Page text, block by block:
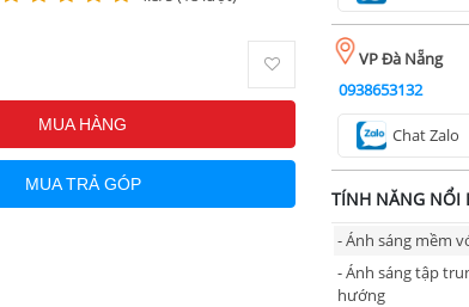
MUA HÀNG
MUA TRẢ GÓP
VP Đà Nẵng
0938653132
Chat Zalo
TÍNH NĂNG NỔI
- Ánh sáng mềm
- Ánh sáng tập
hướng